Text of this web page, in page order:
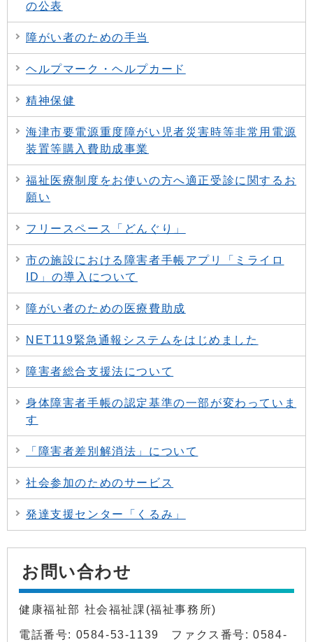
の公表
障がい者のための手当
ヘルプマーク・ヘルプカード
精神保健
海津市要電源重度障がい児者災害時等非常用電源
装置等購入費助成事業
福祉医療制度をお使いの方へ適正受診に関するお
願い
フリースペース「どんぐり」
市の施設における障害者手帳アプリ「ミライロ
ID」の導入について
障がい者のための医療費助成
NET119緊急通報システムをはじめました
障害者総合支援法について
身体障害者手帳の認定基準の一部が変わっていま
す
「障害者差別解消法」について
社会参加のためのサービス
発達支援センター「くるみ」
お問い合わせ
健康福祉部 社会福祉課(福祉事務所)
電話番号: 0584-53-1139 ファクス番号: 0584-